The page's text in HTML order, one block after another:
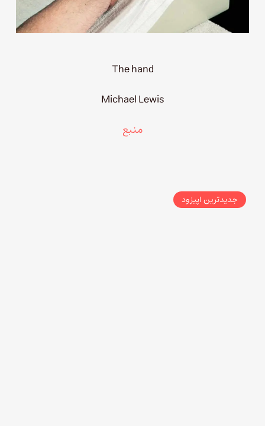
The hand
Michael Lewis
منبع
جدیدترین اپیزود